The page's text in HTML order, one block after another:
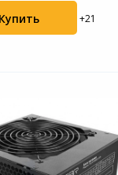
Купить +21